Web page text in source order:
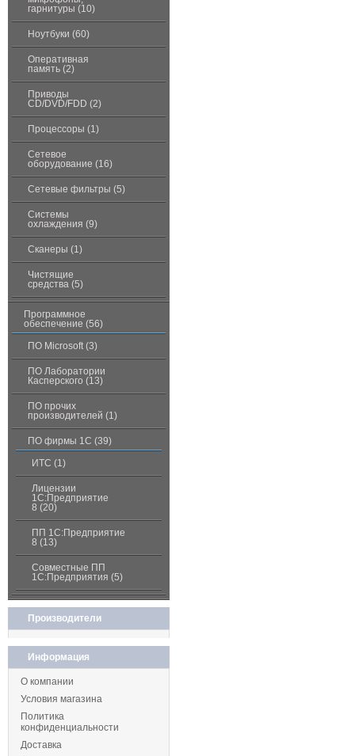
гарнитуры (10)
Ноутбуки (60)
Оперативная
память (2)
Приводы
CD/DVD/FDD (2)
Процессоры (1)
Сетевое
оборудование (16)
Сетевые фильтры (5)
Системы
охлаждения (9)
Сканеры (1)
Чистящие
средства (5)
Программное
обеспечение (56)
ПО Microsoft (3)
ПО Лаборатории
Касперского (13)
ПО прочих
производителей (1)
ПО фирмы 1С (39)
ИТС (1)
Лицензии
1С:Предприятие
8 (20)
ПП 1С:Предприятие
8 (13)
Совместные ПП
1С:Предприятия (5)
Производители
Информация
О компании
Условия магазина
Политика
конфиденциальности
Доставка